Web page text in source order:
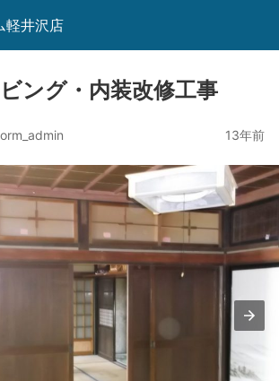
軽井沢店
ング・内装改修工事
13年前